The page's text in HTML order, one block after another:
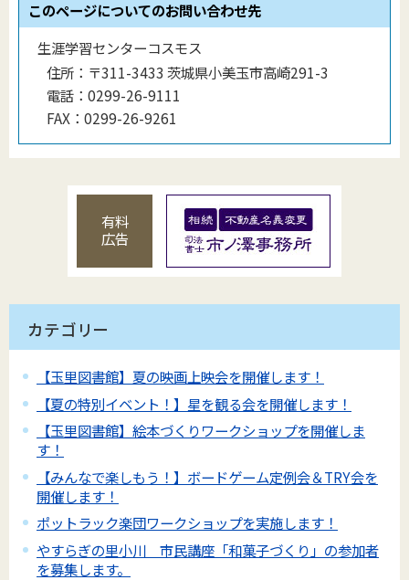
このページについてのお問い合わせ先
生涯学習センターコスモス
住所： 〒311-3433 茨城県小美玉市高崎291-3
電話： 0299-26-9111
FAX： 0299-26-9261
有料
広告
カテゴリー
【玉里図書館】夏の映画上映会を開催します！
【夏の特別イベント！】星を観る会を開催します！
【玉里図書館】絵本づくりワークショップを開催しま
す！
【みんなで楽しもう！】ボードゲーム定例会＆TRY会を
開催します！
ポットラック楽団ワークショップを実施します！
やすらぎの里小川 市民講座「和菓子づくり」の参加者
を募集します。